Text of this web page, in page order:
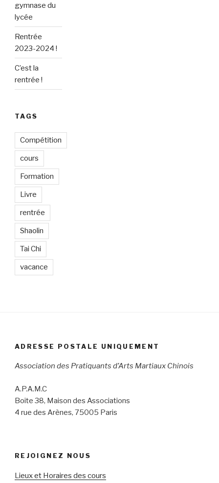
gymnase du
lycée
Rentrée
2023-2024 !
C’est la
rentrée !
TAGS
Compétition
cours
Formation
Livre
rentrée
Shaolin
Tai Chi
vacance
ADRESSE POSTALE UNIQUEMENT
Association des Pratiquants d’Arts Martiaux Chinois
A.P.A.M.C
Boite 38, Maison des Associations
4 rue des Arènes, 75005 Paris
REJOIGNEZ NOUS
Lieux et Horaires des cours